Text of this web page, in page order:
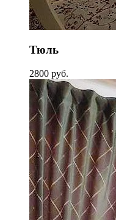
Тюль
2800 руб.